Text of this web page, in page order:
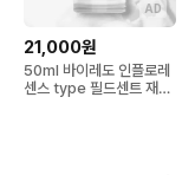
AD
21,000원
50ml 바이레도 인플로레
센스 type 필드센트 재현